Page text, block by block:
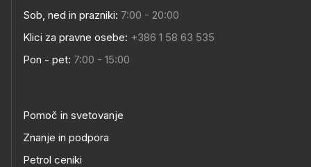
Sob, ned in prazniki: 7:00 - 20:00
Klici za pravne osebe: +386 1 58 63 535
Pon - pet: 7:00 - 15:00
Pomoč in svetovanje
Znanje in podpora
Petrol ceniki